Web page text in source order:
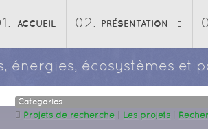
ACCUEIL PRÉSENTATION
énergies, écosystèmes et
Categories
Projets de recherche| Les projets|